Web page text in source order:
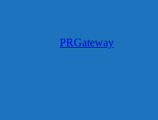
PRGateway